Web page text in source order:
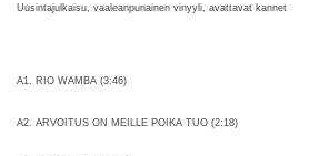
Uusintajulkaisu, vaaleanpunainen vinyyli, avattavat kannet
A1. RIO WAMBA (3:46)
A2. ARVOITUS ON MEILLE POIKA TUO (2:18)